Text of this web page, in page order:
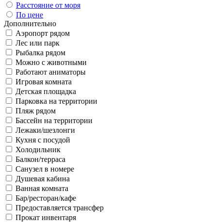
Расстояние от моря
По цене
Дополнительно
Аэропорт рядом
Лес или парк
Рыбалка рядом
Можно с животными
Работают аниматоры
Игровая комната
Детская площадка
Парковка на территории
Пляж рядом
Бассейн на территории
Лежаки/шезлонги
Кухня с посудой
Холодильник
Балкон/терраса
Санузел в номере
Душевая кабина
Ванная комната
Бар/ресторан/кафе
Предоставляется трансфер
Прокат инвентаря